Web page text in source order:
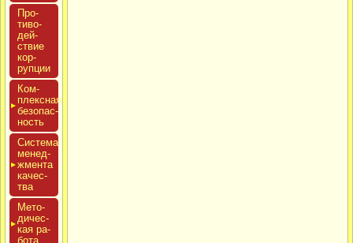
Про­
тиво­
дей­
ствие
кор­
рупции
Ком­
плексная
бе­зопас­
ность
Сис­те­ма
ме­нед­
жмен­та
ка­чес­
тва
Мето­
дичес­
кая ра­
бота